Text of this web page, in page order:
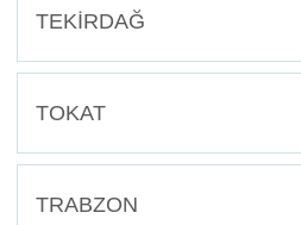
TEKİRDAĞ
TOKAT
TRABZON